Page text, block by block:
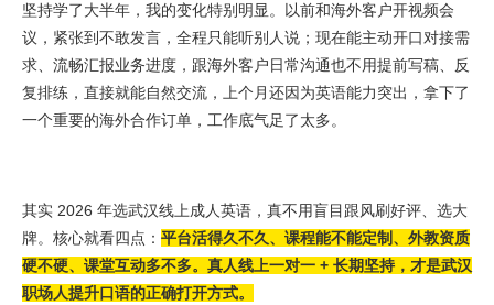
坚持学了大半年，我的变化特别明显。以前和海外客户开视频会
议，紧张到不敢发言，全程只能听别人说；现在能主动开口对接需
求、流畅汇报业务进度，跟海外客户日常沟通也不用提前写稿、反
复排练，直接就能自然交流，上个月还因为英语能力突出，拿下了
一个重要的海外合作订单，工作底气足了太多。
其实 2026 年选武汉线上成人英语，真不用盲目跟风刷好评、选大
牌。核心就看四点： 平台活得久不久、课程能不能定制、外教资质
硬不硬、课堂互动多不多。真人线上一对一 + 长期坚持，才是武汉
职场人提升口语的正确打开方式。